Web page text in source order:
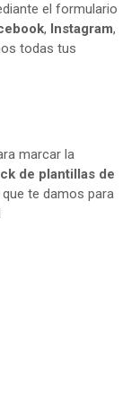
el formulario
, Instagram,
todas tus
marcar la
de plantillas de
te damos para